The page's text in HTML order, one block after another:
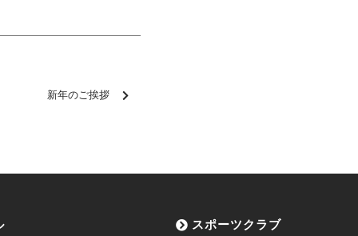
新年のご挨拶
スポーツクラブ